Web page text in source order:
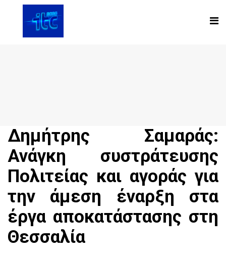
Δημήτρης Σαμαράς:
Ανάγκη συστράτευσης
Πολιτείας και αγοράς για
την άμεση έναρξη στα
έργα αποκατάστασης στη
Θεσσαλία